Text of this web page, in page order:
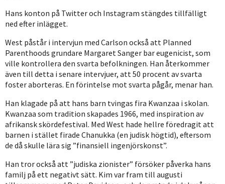
Hans konton på Twitter och Instagram stängdes tillfälligt
ned efter inlägget.
West påstår i intervjun med Carlson också att Planned
Parenthoods grundare Margaret Sanger bar eugenicist, som
ville kontrollera den svarta befolkningen. Han återkommer
även till detta i senare intervjuer, att 50 procent av svarta
foster aborteras. En förintelse mot svarta pågår, menar han.
Han klagade på att hans barn tvingas fira Kwanzaa i skolan.
Kwanzaa som tradition skapades 1966, med inspiration av
afrikansk skördefestival. Med West hade hellre föredragit att
barnen i stället firade Chanukka (en judisk högtid), eftersom
de då skulle lära sig ”finansiell ingenjörskonst”.
Han tror också att ”judiska zionister” försöker påverka hans
familj på ett negativt sätt. Kim var fram till augusti